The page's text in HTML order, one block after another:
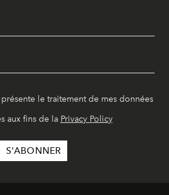
le traitement de mes données
aux fins de la Privacy Policy